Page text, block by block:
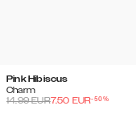
Pink Hibiscus
Charm
14.99EUR7.50 EUR-50%